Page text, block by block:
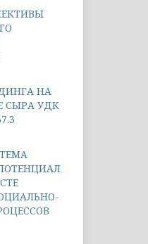
НА
СЫРА УДК